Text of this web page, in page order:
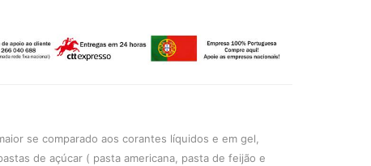
se comparado aos corantes líquidos e em gel,
de açúcar ( pasta americana, pasta de feijão e